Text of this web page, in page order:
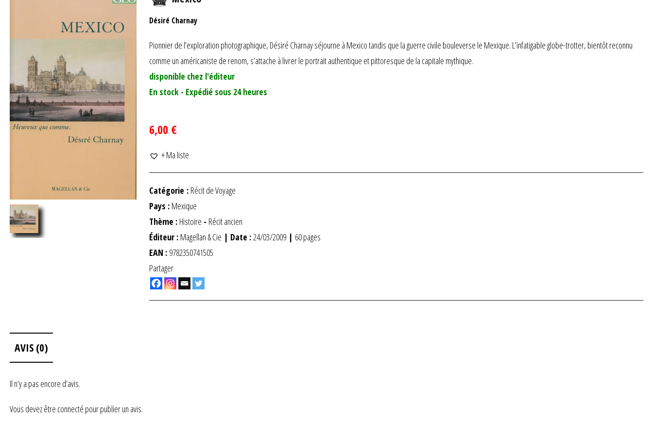
Désiré Charnay
Pionnier de l’exploration photographique, Désiré Charnay séjourne à Mexico tandis que la guerre civile bouleverse le Mexique. L’infatigable globe-trotter, bientôt reconnu
comme un américaniste de renom, s’attache à livrer le portrait authentique et pittoresque de la capitale mythique.
disponible chez l'éditeur
En stock - Expédié sous 24 heures
6,00 €
+ Ma liste
Catégorie : Récit de Voyage
Pays : Mexique
Thème : Histoire - Récit ancien
Éditeur : Magellan & Cie | Date : 24/03/2009| 60 pages
EAN : 9782350741505
Partager
AVIS (0)
Il n’y a pas encore d’avis.
Vous devez être connecté pour publier un avis.